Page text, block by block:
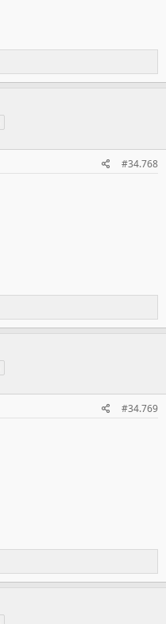
#34.768
#34.769